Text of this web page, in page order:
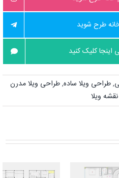
طرح شوید
اینجا کلیک کنید
,طراحی ویلا ساده,طراحی ویلا مدرن
نقشه ویلا
نقشه
طراحی نقشه